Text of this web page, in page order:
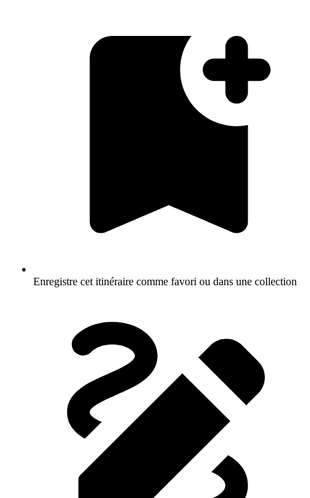
Enregistre cet itinéraire comme favori ou dans une collection